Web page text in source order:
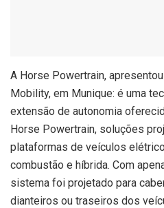
A Horse Powertrain,
Mobility, em Munique: é uma
extensão de autonomia
Horse Powertrain, soluções
plataformas de veículos
combustão e híbrida. Com
sistema foi projetado para
dianteiros ou traseiros dos